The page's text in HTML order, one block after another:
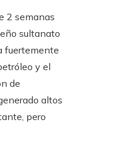
2 semanas
sultanato
fuertemente
y el
de
altos
pero